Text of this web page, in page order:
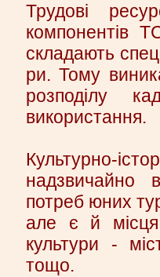
Трудові
компонентів
складають
ри. Тому
розподілу
використання.
Культурно-
надзвичайно
потреб юних
але є й місця
культури -
тощо.